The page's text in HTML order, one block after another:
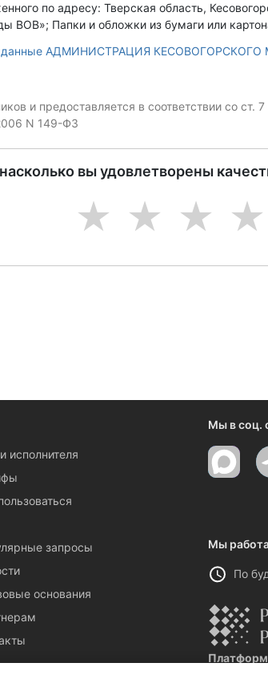
по адресу: Тверская область,
ВОВ»; Папки и обложки из бумаги или
данные АДМИНИСТРАЦИЯ
и предоставляется в соответствии со
N 149-ФЗ
вы удовлетворены
4
3
2
1
исполнителя
запросы
основания
Мы в соц.
Мы
По